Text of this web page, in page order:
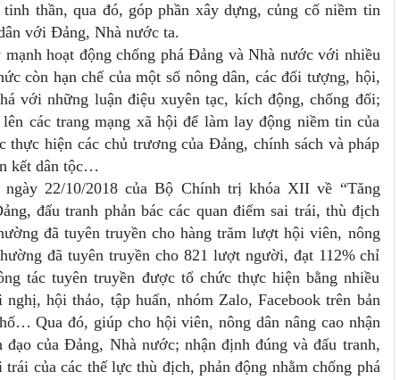
thần, qua đó, góp phần xây dựng, củng cố niềm tin
với Đảng, Nhà nước ta.
hoạt động chống phá Đảng và Nhà nước với nhiều
còn hạn chế của một số nông dân, các đối tượng, hội,
với những luận điệu xuyên tạc, kích động, chống đối;
các trang mạng xã hội để làm lay động niềm tin của
thực hiện các chủ trương của Đảng, chính sách và pháp
kết dân tộc…
22/10/2018 của Bộ Chính trị khóa XII về “Tăng
đấu tranh phản bác các quan điểm sai trái, thù địch
đã tuyên truyền cho hàng trăm lượt hội viên, nông
đã tuyên truyền cho 821 lượt người, đạt 112% chỉ
tác tuyên truyền được tổ chức thực hiện bằng nhiều
hội thảo, tập huấn, nhóm Zalo, Facebook trên bản
Qua đó, giúp cho hội viên, nông dân nâng cao nhận
của Đảng, Nhà nước; nhận định đúng và đấu tranh,
trái của các thế lực thù địch, phản động nhằm chống phá